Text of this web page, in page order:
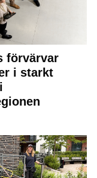
förvärvar
i starkt